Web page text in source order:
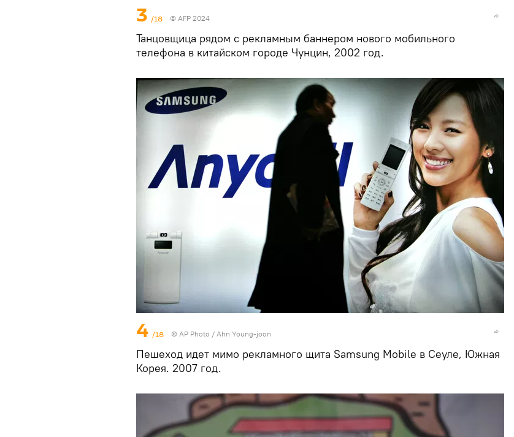
3 /18 © AFP 2024
Танцовщица рядом с рекламным баннером нового мобильного
телефона в китайском городе Чунцин, 2002 год.
4 /18 © AP Photo / Ahn Young-joon
Пешеход идет мимо рекламного щита Samsung Mobile в Сеуле, Южная
Корея. 2007 год.